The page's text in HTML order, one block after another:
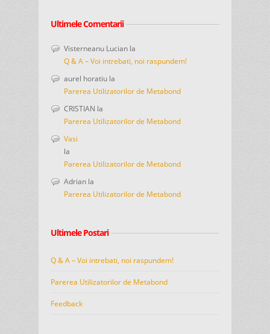
Ultimele Comentarii
Visterneanu Lucian la
Q & A – Voi intrebati, noi raspundem!
aurel horatiu la
Parerea Utilizatorilor de Metabond
CRISTIAN la
Parerea Utilizatorilor de Metabond
Vasi
la
Parerea Utilizatorilor de Metabond
Adrian la
Parerea Utilizatorilor de Metabond
Ultimele Postari
Q & A – Voi intrebati, noi raspundem!
Parerea Utilizatorilor de Metabond
Feedback